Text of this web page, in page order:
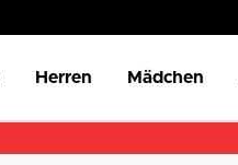
Herren Mädchen